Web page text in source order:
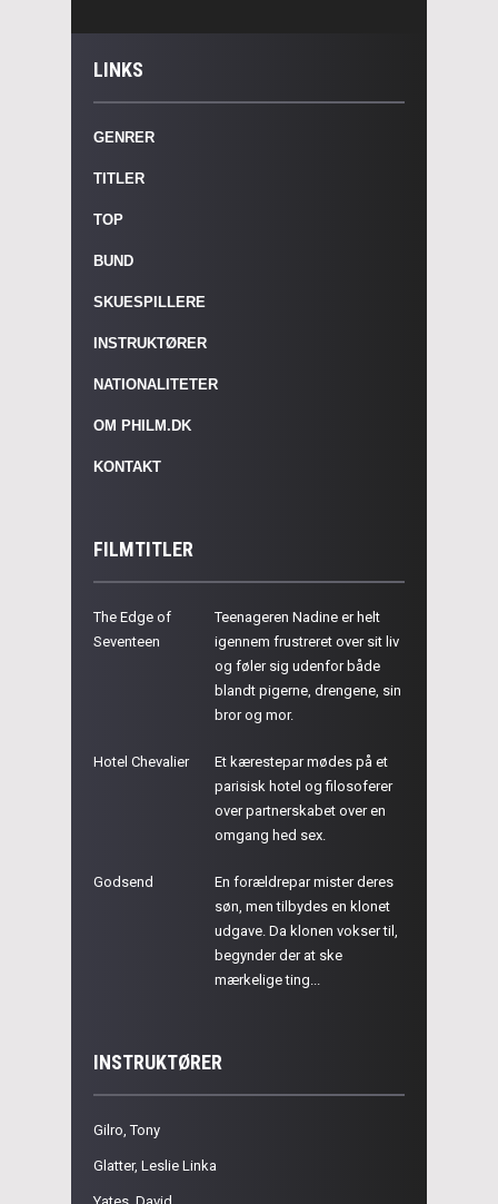
LINKS
GENRER
TITLER
TOP
BUND
SKUESPILLERE
INSTRUKTØRER
NATIONALITETER
OM PHILM.DK
KONTAKT
FILMTITLER
The Edge of
Seventeen
Teenageren Nadine er helt
igennem frustreret over sit liv
og føler sig udenfor både
blandt pigerne, drengene, sin
bror og mor.
Hotel Chevalier
Et kærestepar mødes på et
parisisk hotel og filosoferer
over partnerskabet over en
omgang hed sex.
Godsend
En forældrepar mister deres
søn, men tilbydes en klonet
udgave. Da klonen vokser til,
begynder der at ske
mærkelige ting...
INSTRUKTØRER
Gilro, Tony
Glatter, Leslie Linka